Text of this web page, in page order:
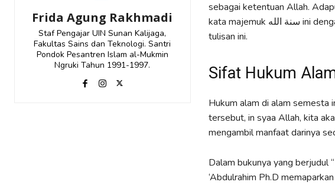
Frida Agung Rakhmadi
Staf Pengajar UIN Sunan Kalijaga,
Fakultas Sains dan Teknologi. Santri
Pondok Pesantren Islam al-Mukmin
Ngruki Tahun 1991-1997.
sebagai ketentuan Allah.
kata majemuk سنة الله ini dengan hukum alam. Arti inilah yang penulis maksudkan dalam
tulisan ini.
Sifat Hukum
Hukum alam di alam semesta
tersebut, in syaa Allah, kita
mengambil manfaat darinya
Dalam bukunya yang berjudul
‘Abdulrahim Ph.D